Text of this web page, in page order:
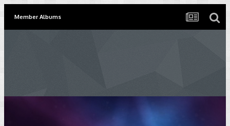
Member Albums